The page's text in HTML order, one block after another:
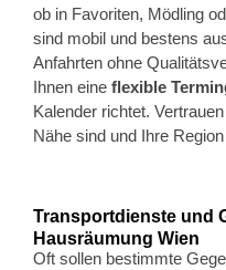
ob in Favoriten, Mödling
sind mobil und bestens
Anfahrten ohne
Ihnen eine flexible
Kalender richtet.
Nähe sind und Ihre
Transportdienste und
Hausräumung Wien
Oft sollen bestimmte